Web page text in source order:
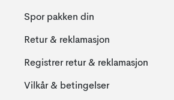
Spor pakken din
Retur & reklamasjon
Registrer retur & reklamasjon
Vilkår & betingelser